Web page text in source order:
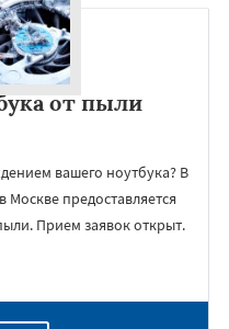
от пыли
вашего ноутбука? В
предоставляется
Прием заявок открыт.
персональных данных